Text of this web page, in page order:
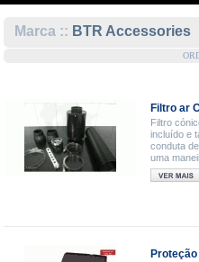
Marca :: BTR Accessories
Filtro ar
Filtro
incluído e
conduta
uma